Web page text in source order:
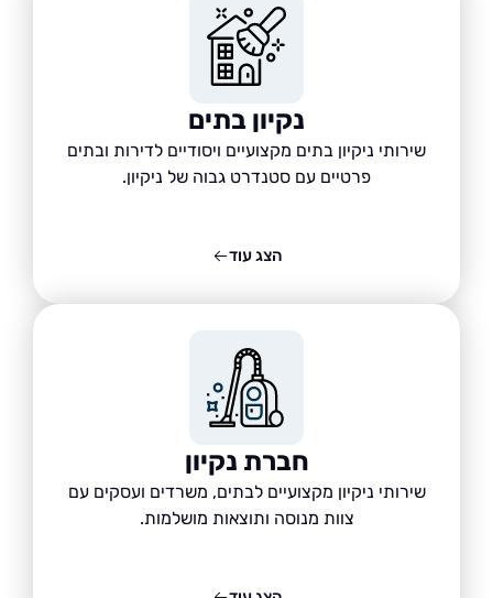
נקיון בתים
שירותי ניקיון בתים מקצועיים ויסודיים לדירות ובתים
פרטיים עם סטנדרט גבוה של ניקיון.
חברת נקיון
שירותי ניקיון מקצועיים לבתים, משרדים ועסקים עם
צוות מנוסה ותוצאות מושלמות.